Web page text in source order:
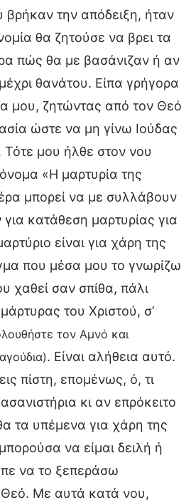
την απόδειξη, ήταν
θα ζητούσε να βρει τα
πώς θα με βασάνιζαν ή αν
θανάτου. Είπα γρήγορα
μου, ζητώντας από τον Θεό
ώστε να μη γίνω Ιούδας
μου ήλθε στον νου
«Η μαρτυρία της
μπορεί να με συλλάβουν
κατάθεση μαρτυρίας για
είναι για χάρη της
που μέσα μου το γνωρίζω
χαθεί σαν σπίθα, πάλι
του Χριστού, σ’
τον Αμνό και
. Είναι αλήθεια αυτό.
πίστη, επομένως, ό, τι
κι αν επρόκειτο
τα υπέμενα για χάρη της
να είμαι δειλή ή
να το ξεπεράσω
Θεό. Με αυτά κατά νου,